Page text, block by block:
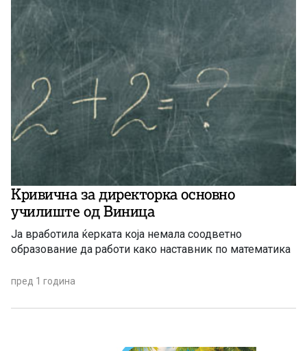
Кривична за директорка основно
училиште од Виница
Ја вработила ќерката која немала соодветно
образование да работи како наставник по математика
пред 1 година